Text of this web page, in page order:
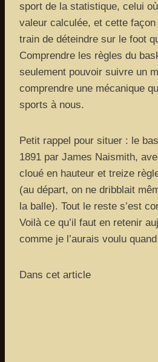
sport de la statistique, celui
valeur calculée, et cette
train de déteindre sur le foot
Comprendre les règles du
seulement pouvoir suivre un
comprendre une mécanique
sports à nous.
Petit rappel pour situer : le
1891 par James Naismith,
cloué en hauteur et treize
(au départ, on ne dribblait
la balle). Tout le reste s’est
Voilà ce qu’il faut en retenir
comme je l’aurais voulu
Dans cet article